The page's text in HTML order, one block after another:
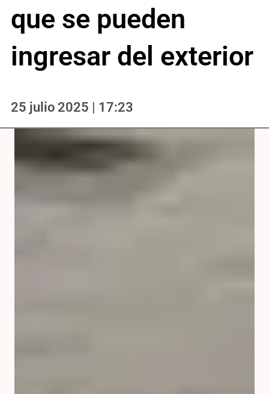
que se pueden
ingresar del exterior
25 julio 2025 | 17:23